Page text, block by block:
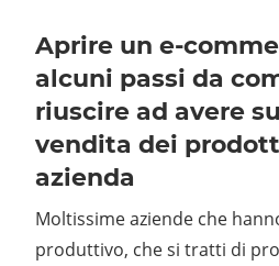
Aprire un e-
alcuni passi da
riuscire ad avere
vendita dei
azienda
Moltissime aziende che
produttivo, che si tratti di